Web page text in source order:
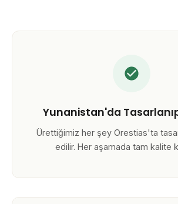
Yunanistan'da
Ürettiğimiz her şey Orestias'ta
edilir. Her aşamada tam kalite